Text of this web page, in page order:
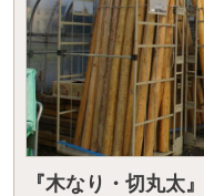
『木なり・切丸太